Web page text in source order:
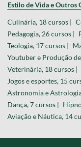
Estilo de Vida e Outros
Culinária, 18 cursos |
Pedagogia, 26 cursos |
Teologia, 17 cursos |
Youtuber e Produção
Veterinária, 18 cursos |
Jogos e esportes, 15
Astronomia e
Dança, 7 cursos |
Aviação e Náutica, 14